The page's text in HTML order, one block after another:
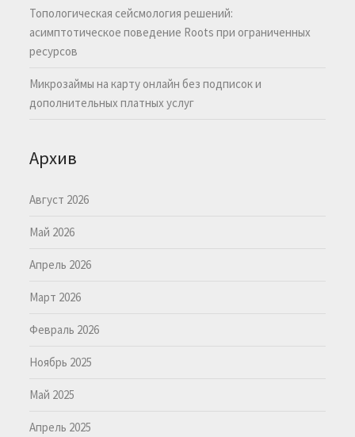
Топологическая сейсмология решений:
асимптотическое поведение Roots при ограниченных
ресурсов
Микрозаймы на карту онлайн без подписок и
дополнительных платных услуг
Архив
Август 2026
Май 2026
Апрель 2026
Март 2026
Февраль 2026
Ноябрь 2025
Май 2025
Апрель 2025